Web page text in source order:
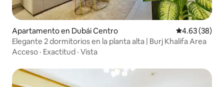
Apartamento en Dubái Centro Calificación
4.63 (38)
Elegante 2 dormitorios en la planta alta | Burj Khalifa Area
Acceso · Exactitud · Vista